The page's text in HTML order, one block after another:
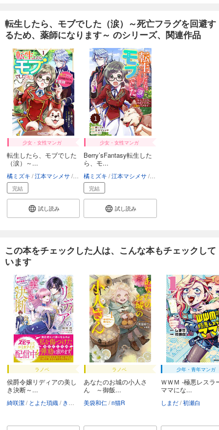
転生したら、モブでした（涙）～死亡フラグを回避す
るため、薬師になります～ のシリーズ、関連作品
少女・女性マンガ
転生したら、モブでした
（涙）～...
橘ミズキ 江本マシメサ 雪子
完結
試し読み
少女・女性マンガ
Berry’sFantasy転生した
ら、モ...
橘ミズキ 江本マシメサ
完結
試し読み
この本をチェックした人は、こんな本もチェックして
います
ラノベ
侯爵令嬢リディアの美し
き決断～...
綺咲潔 とよた瑣織 きよせ
ラノベ
あなたのお城の小人さ
ん ～御飯...
美袋和仁 п猫R
少年・青年マンガ
ＷＷＭ -極悪レスラ
ママにな...
しまだ 初瀬白